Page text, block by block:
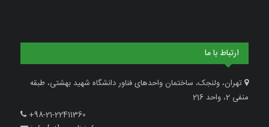
ارتباط با ما
تهران، ولنجک، ساختمان واحدهای فناور دانشگاه شهید بهشتی، طبقه
منفی 2، واحد 216
+98-21-22411360